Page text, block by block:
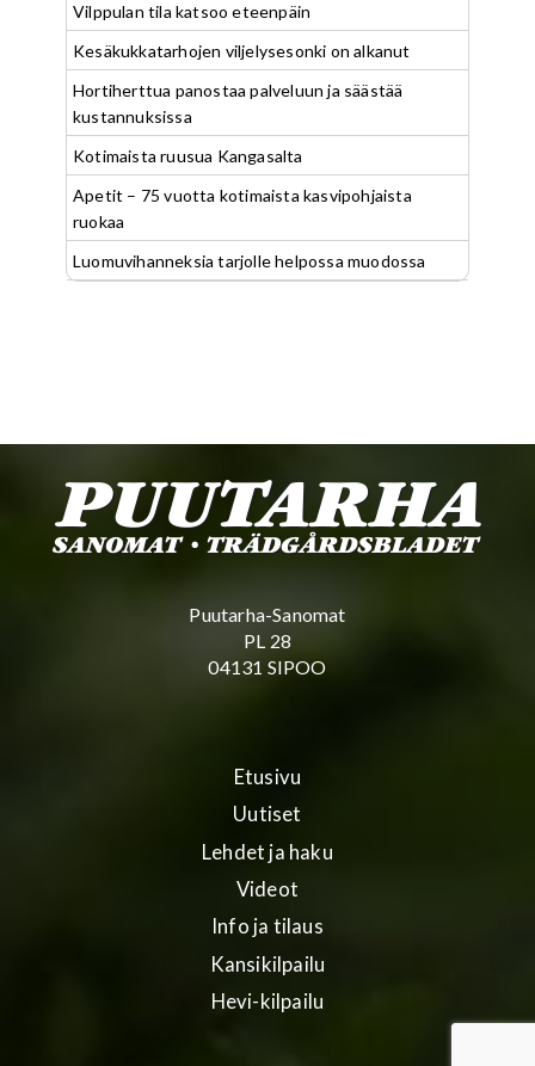
Vilppulan tila katsoo eteenpäin
Kesäkukkatarhojen viljelysesonki on alkanut
Hortiherttua panostaa palveluun ja säästää
kustannuksissa
Kotimaista ruusua Kangasalta
Apetit – 75 vuotta kotimaista kasvipohjaista
ruokaa
Luomuvihanneksia tarjolle helpossa muodossa
Puutarha-Sanomat
PL 28
04131 SIPOO
Etusivu
Uutiset
Lehdet ja haku
Videot
Info ja tilaus
Kansikilpailu
Hevi-kilpailu